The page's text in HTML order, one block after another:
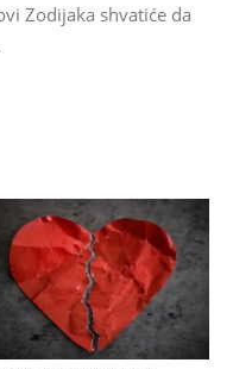
Zodijaka shvatiće da